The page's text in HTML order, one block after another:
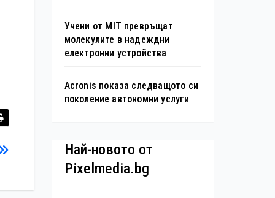
Учени от MIT превръщат
молекулите в надеждни
електронни устройства
Acronis показа следващото си
поколение автономни услуги
Най-новото от
Pixelmedia.bg